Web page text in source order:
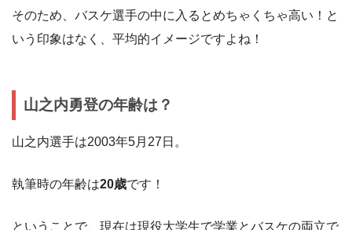
そのため、バスケ選手の中に入るとめちゃくちゃ高い！と
いう印象はなく、平均的イメージですよね！
山之内勇登の年齢は？
山之内選手は2003年5月27日。
執筆時の年齢は20歳です！
ということで、現在は現役大学生で学業とバスケの両立で